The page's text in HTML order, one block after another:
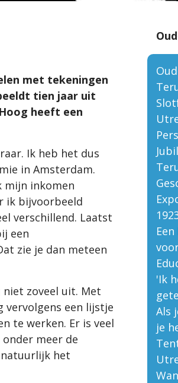
met tekeningen
tien jaar uit
heeft een
Ik heb het dus
in Amsterdam.
mijn inkomen
ik bijvoorbeeld
verschillend. Laatst
een
zie je dan meteen
zoveel uit. Met
vervolgens een lijstje
te werken. Er is veel
meer de
het
'Ik
Als
je